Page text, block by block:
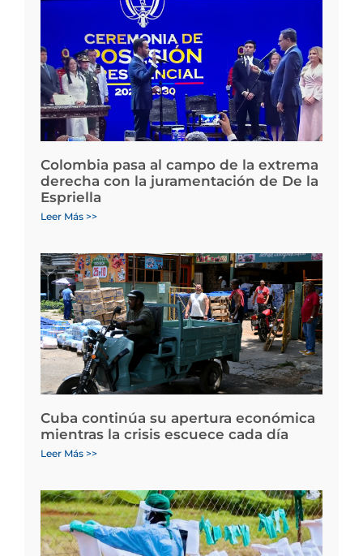
Colombia pasa al campo de la extrema
derecha con la juramentación de De la
Espriella
Leer Más >>
Cuba continúa su apertura económica
mientras la crisis escuece cada día
Leer Más >>